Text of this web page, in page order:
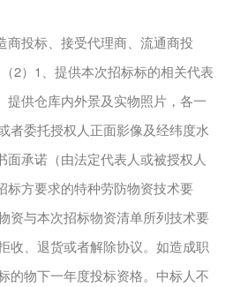
商投标、接受代理商、流通商投
2）1、提供本次招标标的相关代表
提供仓库内外景及实物照片，各一
者委托授权人正面影像及经纬度水
面承诺（由法定代表人或被授权人
标方要求的特种劳防物资技术要
资与本次招标物资清单所列技术要
收、退货或者解除协议。如造成职
的物下一年度投标资格。中标人不